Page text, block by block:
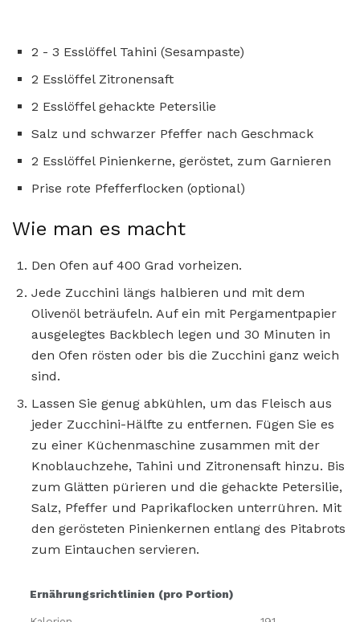
2 - 3 Esslöffel Tahini (Sesampaste)
2 Esslöffel Zitronensaft
2 Esslöffel gehackte Petersilie
Salz und schwarzer Pfeffer nach Geschmack
2 Esslöffel Pinienkerne, geröstet, zum Garnieren
Prise rote Pfefferflocken (optional)
Wie man es macht
Den Ofen auf 400 Grad vorheizen.
Jede Zucchini längs halbieren und mit dem
Olivenöl beträufeln. Auf ein mit Pergamentpapier
ausgelegtes Backblech legen und 30 Minuten in
den Ofen rösten oder bis die Zucchini ganz weich
sind.
Lassen Sie genug abkühlen, um das Fleisch aus
jeder Zucchini-Hälfte zu entfernen. Fügen Sie es
zu einer Küchenmaschine zusammen mit der
Knoblauchzehe, Tahini und Zitronensaft hinzu. Bis
zum Glätten pürieren und die gehackte Petersilie,
Salz, Pfeffer und Paprikaflocken unterrühren. Mit
den gerösteten Pinienkernen entlang des Pitabrots
zum Eintauchen servieren.
Ernährungsrichtlinien (pro Portion)